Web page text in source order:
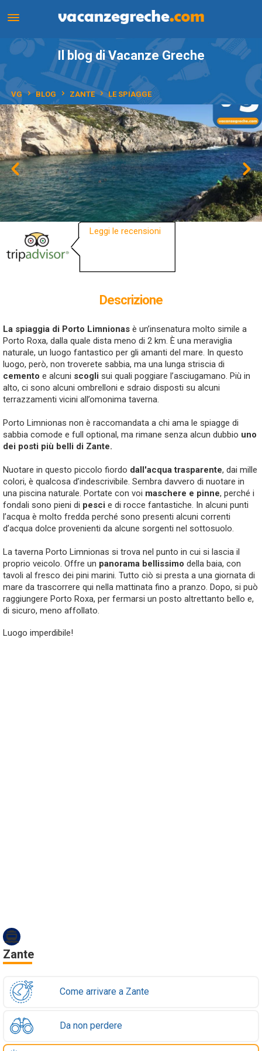
Il blog di Vacanze Greche
VG BLOG ZANTE LE SPIAGGE
Descrizione
La spiaggia di Porto Limnionas è un’insenatura molto simile a
Porto Roxa, dalla quale dista meno di 2 km. È una meraviglia
naturale, un luogo fantastico per gli amanti del mare. In questo
luogo, però, non troverete sabbia, ma una lunga striscia di
cemento e alcuni scogli sui quali poggiare l’asciugamano. Più in
alto, ci sono alcuni ombrelloni e sdraio disposti su alcuni
terrazzamenti vicini all’omonima taverna.
Porto Limnionas non è raccomandata a chi ama le spiagge di
sabbia comode e full optional, ma rimane senza alcun dubbio uno
dei posti più belli di Zante.
Nuotare in questo piccolo fiordo dall'acqua trasparente, dai mille
colori, è qualcosa d’indescrivibile. Sembra davvero di nuotare in
una piscina naturale. Portate con voi maschere e pinne, perché i
fondali sono pieni di pesci e di rocce fantastiche. In alcuni punti
l’acqua è molto fredda perché sono presenti alcuni correnti
d’acqua dolce provenienti da alcune sorgenti nel sottosuolo.
La taverna Porto Limnionas si trova nel punto in cui si lascia il
proprio veicolo. Offre un panorama bellissimo della baia, con
tavoli al fresco dei pini marini. Tutto ciò si presta a una giornata di
mare da trascorrere qui nella mattinata fino a pranzo. Dopo, si può
raggiungere Porto Roxa, per fermarsi un posto altrettanto bello e,
di sicuro, meno affollato.
Luogo imperdibile!
Zante
Come arrivare a Zante
Da non perdere
Leggi le recensioni